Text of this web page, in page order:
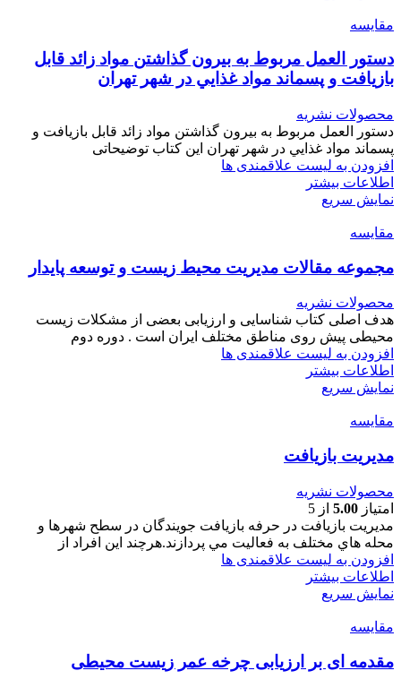
مقایسه
دستور العمل مربوط به بيرون گذاشتن مواد زائد قابل
بازيافت و پسماند مواد غذايي در شهر تهران
محصولات نشریه
دستور العمل مربوط به بيرون گذاشتن مواد زائد قابل بازيافت و
پسماند مواد غذايي در شهر تهران این کتاب توضیحاتی
افزودن به لیست علاقمندی ها
اطلاعات بیشتر
نمایش سریع
مقایسه
مجموعه مقالات مدیریت محیط زیست و توسعه پایدار
محصولات نشریه
هدف اصلی کتاب شناسایی و ارزیابی بعضی از مشکلات زیست
محیطی پیش روی مناطق مختلف ایران است . دوره دوم
افزودن به لیست علاقمندی ها
اطلاعات بیشتر
نمایش سریع
مقایسه
مدیریت بازیافت
محصولات نشریه
امتیاز 5.00 از 5
مدیریت بازیافت در حرفه بازيافت جويندگان در سطح شهرها و
محله هاي مختلف به فعاليت مي پردازند.هرچند اين افراد از
افزودن به لیست علاقمندی ها
اطلاعات بیشتر
نمایش سریع
مقایسه
مقدمه ای بر ارزیابی چرخه عمر زیست محیطی